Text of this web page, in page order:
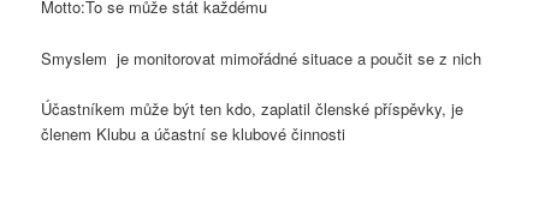
Motto:To se může stát každému
Smyslem je monitorovat mimořádné situace a poučit se z nich
Účastníkem může být ten kdo, zaplatil členské příspěvky, je
členem Klubu a účastní se klubové činnosti